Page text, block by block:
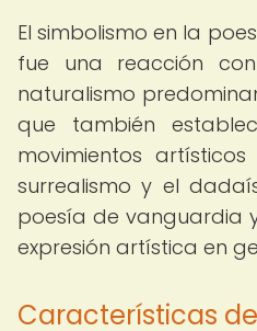
El simbolismo en la
fue una reacción
naturalismo
que también
movimientos
surrealismo y el
poesía de vanguardia
expresión artística en
Características